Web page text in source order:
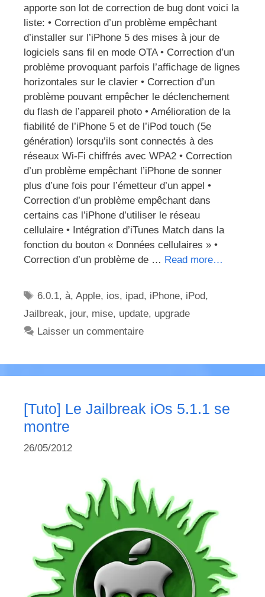
apporte son lot de correction de bug dont voici la
liste: • Correction d’un problème empêchant
d’installer sur l’iPhone 5 des mises à jour de
logiciels sans fil en mode OTA • Correction d’un
problème provoquant parfois l’affichage de lignes
horizontales sur le clavier • Correction d’un
problème pouvant empêcher le déclenchement
du flash de l’appareil photo • Amélioration de la
fiabilité de l’iPhone 5 et de l’iPod touch (5e
génération) lorsqu’ils sont connectés à des
réseaux Wi-Fi chiffrés avec WPA2 • Correction
d’un problème empêchant l’iPhone de sonner
plus d’une fois pour l’émetteur d’un appel •
Correction d’un problème empêchant dans
certains cas l’iPhone d’utiliser le réseau
cellulaire • Intégration d’iTunes Match dans la
fonction du bouton « Données cellulaires » •
Correction d’un problème de … Read more…
Étiquettes
6.0.1,à,Apple, ios, ipad, iPhone, iPod,
Jailbreak, jour, mise, update, upgrade
Laisser un commentaire
[Tuto] Le Jailbreak iOs 5.1.1 se
montre
26/05/2012